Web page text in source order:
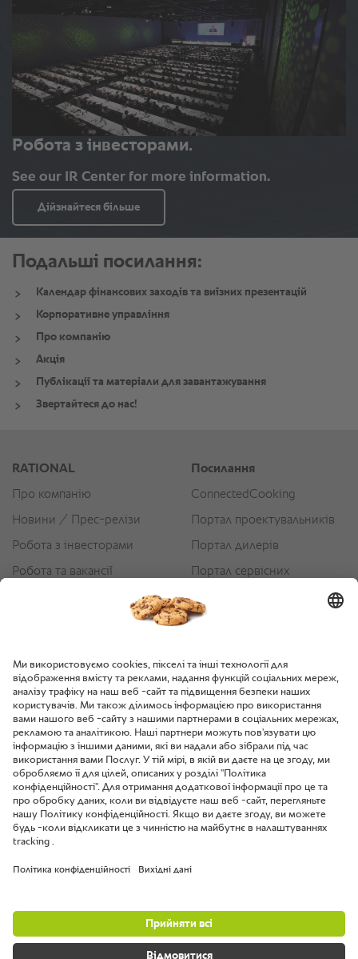
Подальші посилання:
Календар фінансових заходів та виїзних презентацій
Корпоративне управління
Про компанію
Акція
Публікації та матеріали для завантажування
Звертайтеся до нас!